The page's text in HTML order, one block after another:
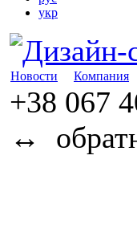
укр
Новости Компания
+38 067
↔